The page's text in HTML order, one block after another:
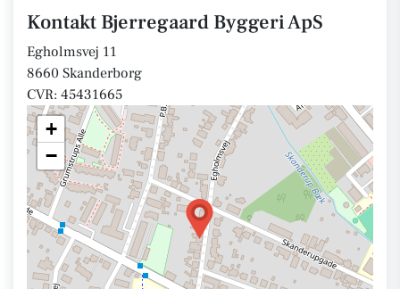
Kontakt Bjerregaard Byggeri ApS
Egholmsvej 11
8660 Skanderborg
CVR: 45431665
+
−